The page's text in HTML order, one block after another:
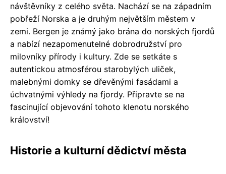
návštěvníky z celého světa. Nachází se na západním
pobřeží Norska a je druhým největším městem v
zemi. Bergen je známý jako brána do norských fjordů
a nabízí nezapomenutelné dobrodružství pro
milovníky přírody i kultury. Zde se setkáte s
autentickou atmosférou starobylých uliček,
malebnými domky se dřevěnými fasádami a
úchvatnými výhledy na fjordy. Připravte se na
fascinující objevování tohoto klenotu norského
království!
Historie a kulturní dědictví města